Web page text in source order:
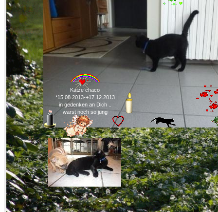
Katze chaco
*15.08.2013-+17.12.2013
in gedenken an Dich ..
warst noch so jung